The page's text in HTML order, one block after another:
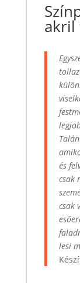
akril
és
csak
csak
lesi